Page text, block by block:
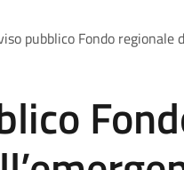
pubblico Fondo